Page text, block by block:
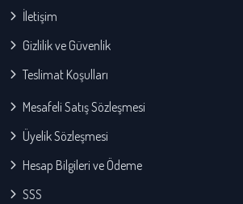
İletişim
Gizlilik ve Güvenlik
Teslimat Koşulları
Mesafeli Satış Sözleşmesi
Üyelik Sözleşmesi
Hesap Bilgileri ve Ödeme
SSS